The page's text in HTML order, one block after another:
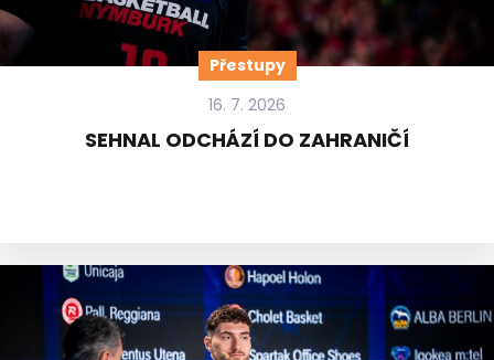
Přestupy
16. 7. 2026
SEHNAL ODCHÁZÍ DO ZAHRANIČÍ